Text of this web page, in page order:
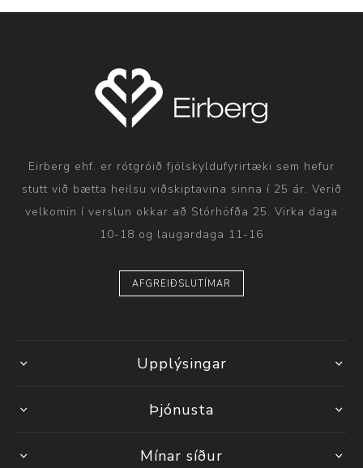
Eirberg ehf. er rótgróið fjölskyldufyrirtæki sem hefur
stutt við bætta heilsu viðskiptavina sinna í 25 ár. Verið
velkomin í verslun okkar að Stórhöfða 25. Virka daga
10-18 og laugardaga 11-16
AFGREIÐSLUTÍMAR
Upplýsingar
Þjónusta
Mínar síður